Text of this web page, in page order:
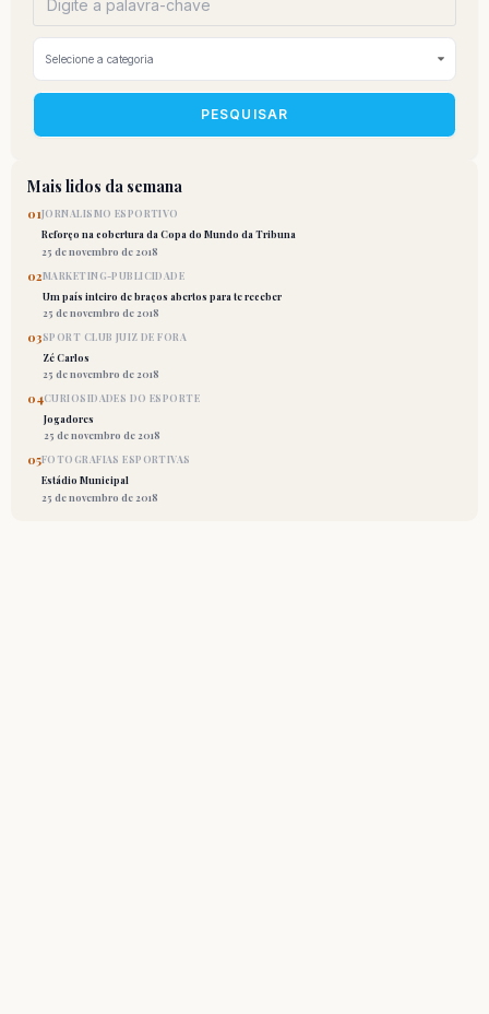
PESQUISAR
Mais lidos da semana
01JORNALISMO ESPORTIVO
Reforço na cobertura da Copa do Mundo da Tribuna
25 de novembro de 2018
02MARKETING-PUBLICIDADE
Um país inteiro de braços abertos para te receber
25 de novembro de 2018
03SPORT CLUB JUIZ DE FORA
Zé Carlos
25 de novembro de 2018
04CURIOSIDADES DO ESPORTE
Jogadores
25 de novembro de 2018
05FOTOGRAFIAS ESPORTIVAS
Estádio Municipal
25 de novembro de 2018